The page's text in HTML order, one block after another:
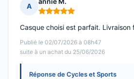
A
Note : 5 sur 5
Publié le 02/07/2026 à 08h47
suite à un achat du 25/06/2026
Casque choisi est parfait. Livraison
Réponse de Cycles et Sports